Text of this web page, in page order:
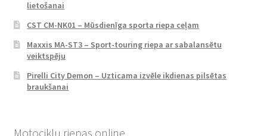
lietošanai
CST CM-NK01 – Mūsdienīga sporta riepa ceļam
Maxxis MA-ST3 – Sport-touring riepa ar sabalansētu
veiktspēju
Pirelli City Demon – Uzticama izvēle ikdienas pilsētas
braukšanai
Motociklu riepas online